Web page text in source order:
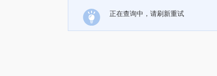
正在查询中，请刷新重试